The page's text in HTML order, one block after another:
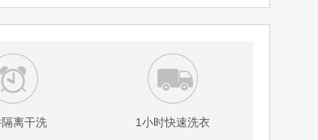
离干洗 1小时快速洗衣